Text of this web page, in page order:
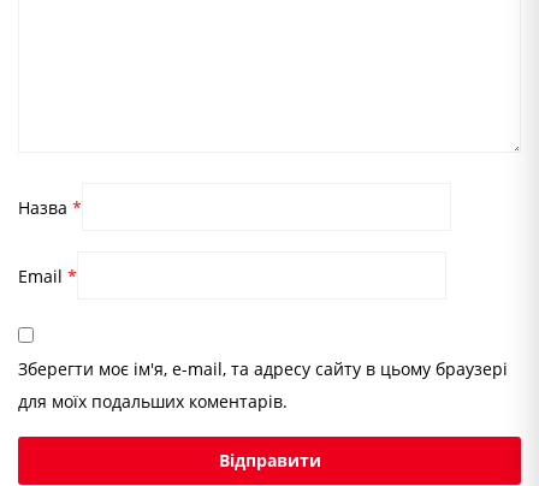
Назва *
Email *
Зберегти моє ім'я, e-mail, та адресу сайту в цьому браузері
для моїх подальших коментарів.